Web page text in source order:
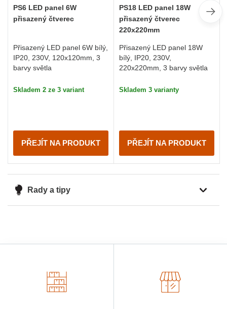
PS6 LED panel 6W
přisazený čtverec
Přisazený LED panel 6W bílý,
IP20, 230V, 120x120mm, 3
barvy světla
Skladem 2 ze 3 variant
PŘEJÍT NA PRODUKT
PS18 LED panel 18W
přisazený čtverec
220x220mm
Přisazený LED panel 18W
bílý, IP20, 230V,
220x220mm, 3 barvy světla
Skladem 3 varianty
PŘEJÍT NA PRODUKT
Rady a tipy